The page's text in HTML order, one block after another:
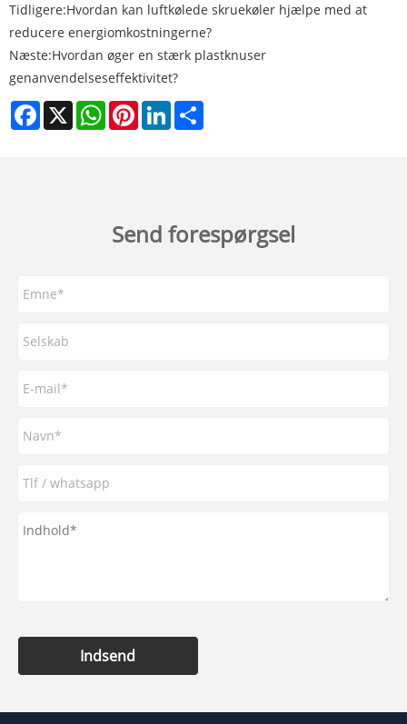
Tidligere:Hvordan kan luftkølede skruekøler hjælpe med at
reducere energiomkostningerne?
Næste:Hvordan øger en stærk plastknuser
genanvendelseseffektivitet?
Facebook
X WhatsAppPinterestLinkedIn
Send forespørgsel
Indsend